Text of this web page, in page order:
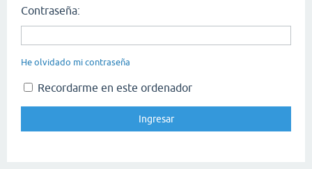
Contraseña:
He olvidado mi contraseña
Recordarme en este ordenador